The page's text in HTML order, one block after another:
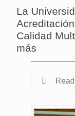
La
Calidad
más